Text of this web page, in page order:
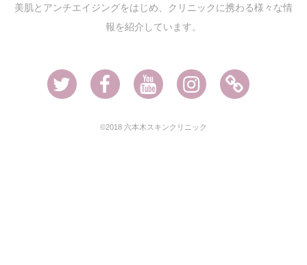
美肌とアンチエイジングをはじめ、クリニックに携わる様々な情
報を紹介しています。
Twitter FacebookYoutube InstagramAmeblo
©2018 六本木スキンクリニック